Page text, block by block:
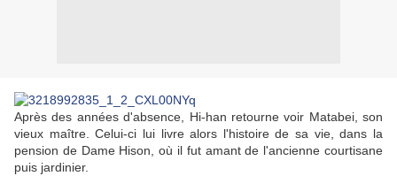
Après des années d'absence, Hi-han retourne voir Matabei, son
vieux maître. Celui-ci lui livre alors l'histoire de sa vie, dans la
pension de Dame Hison, où il fut amant de l'ancienne courtisane
puis jardinier.